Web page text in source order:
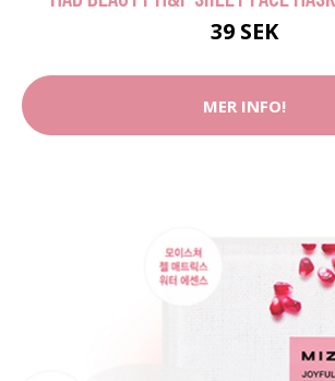
39 SEK
MER INFO!